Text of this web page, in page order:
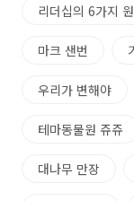
리더십의 6가지
마크 샌번
우리가 변해야
테마동물원 쥬쥬
대나무 만장